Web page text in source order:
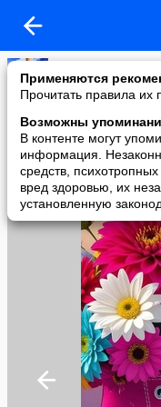
Применяются
Прочитать правила
Возможны
В контенте могут
информация.
средств,
вред здоровью, их
установленную
Копилочка: все
added a photo
08 Jun в 23:56